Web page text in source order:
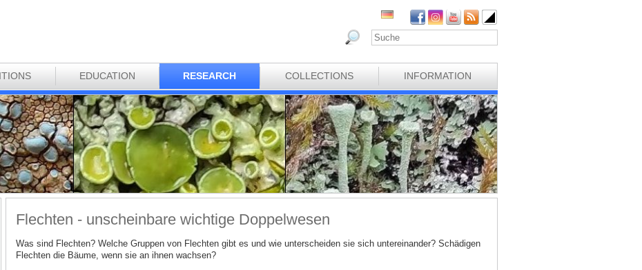
EDUCATION RESEARCH COLLECTIONS INFORMATION
Flechten - unscheinbare wichtige Doppelwesen
Was sind Flechten? Welche Gruppen von Flechten gibt es und wie unterscheiden sie sich untereinander? Schädigen
Flechten die Bäume, wenn sie an ihnen wachsen?